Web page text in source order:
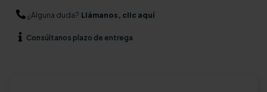
¿Alguna duda? Llámanos, clic aquí
Consúltanos plazo de entrega